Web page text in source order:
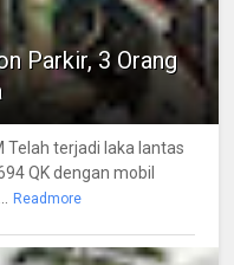
Parkir, 3 Orang
Telah terjadi laka lantas
QK dengan mobil
Readmore